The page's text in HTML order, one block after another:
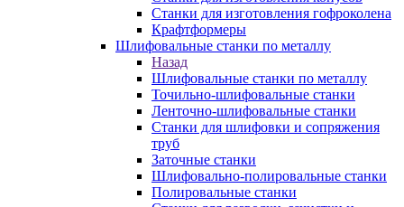
Станки для изготовления гофроколена
Крафтформеры
Шлифовальные станки по металлу
Назад
Шлифовальные станки по металлу
Точильно-шлифовальные станки
Ленточно-шлифовальные станки
Станки для шлифовки и сопряжения
труб
Заточные станки
Шлифовально-полировальные станки
Полировальные станки